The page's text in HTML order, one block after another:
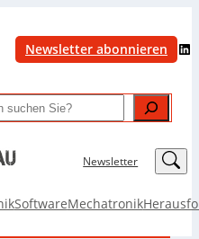
Newsletter abonnieren LinkedIn
Newsletter LinkedIn
SoftwareMechatronik